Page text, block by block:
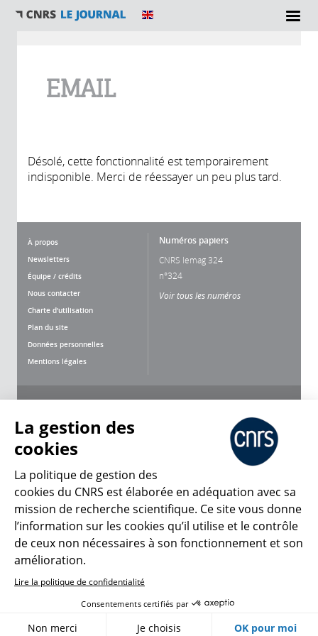
EMAIL
Désolé, cette fonctionnalité est temporairement
indisponible. Merci de réessayer un peu plus tard.
À propos
Newsletters
Équipe / crédits
Nous contacter
Charte d'utilisation
Plan du site
Données personnelles
Mentions légales
Numéros papiers
CNRS lemag 324
n°324
Voir tous les numéros
CNRS Le Mag
© 2026, CNRS
Créer un compte Se connecter
Gestion des cookies
La gestion des
cookies
La politique de gestion des
cookies du CNRS est élaborée en adéquation avec sa
mission de recherche scientifique. Ce site vous donne
l’information sur les cookies qu’il utilise et le contrôle
de ceux non nécessaires à son fonctionnement et son
amélioration.
Lire la politique de confidentialité
Consentements certifiés par
Non merci Je choisis OK pour moi